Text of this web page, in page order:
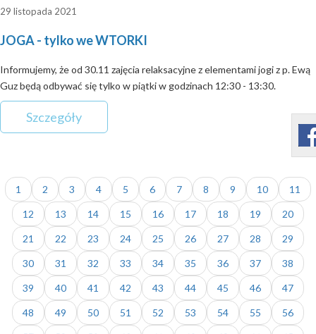
29 listopada 2021
JOGA - tylko we WTORKI
Informujemy, że od 30.11 zajęcia relaksacyjne z elementami jogi z p. Ewą
Guz będą odbywać się tylko w piątki w godzinach 12:30 - 13:30.
Szczegóły
1 2 3 4 5 6 7 8 9 10 11
12 13 14 15 16 17 18 19 20
21 22 23 24 25 26 27 28 29
30 31 32 33 34 35 36 37 38
39 40 41 42 43 44 45 46 47
48 49 50 51 52 53 54 55 56